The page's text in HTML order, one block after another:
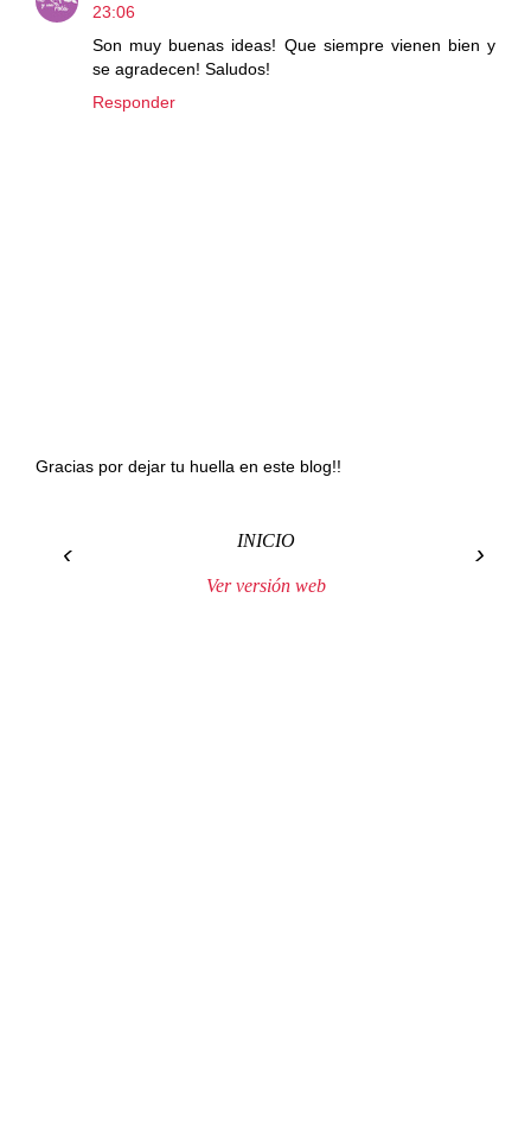
23:06
Son muy buenas ideas! Que siempre vienen bien y
se agradecen! Saludos!
Responder
Gracias por dejar tu huella en este blog!!
‹ ›
INICIO
Ver versión web